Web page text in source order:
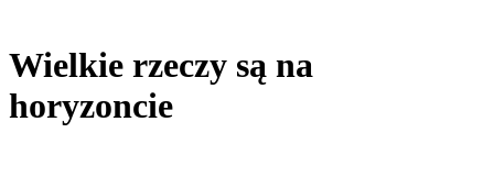
Wielkie rzeczy są na
horyzoncie